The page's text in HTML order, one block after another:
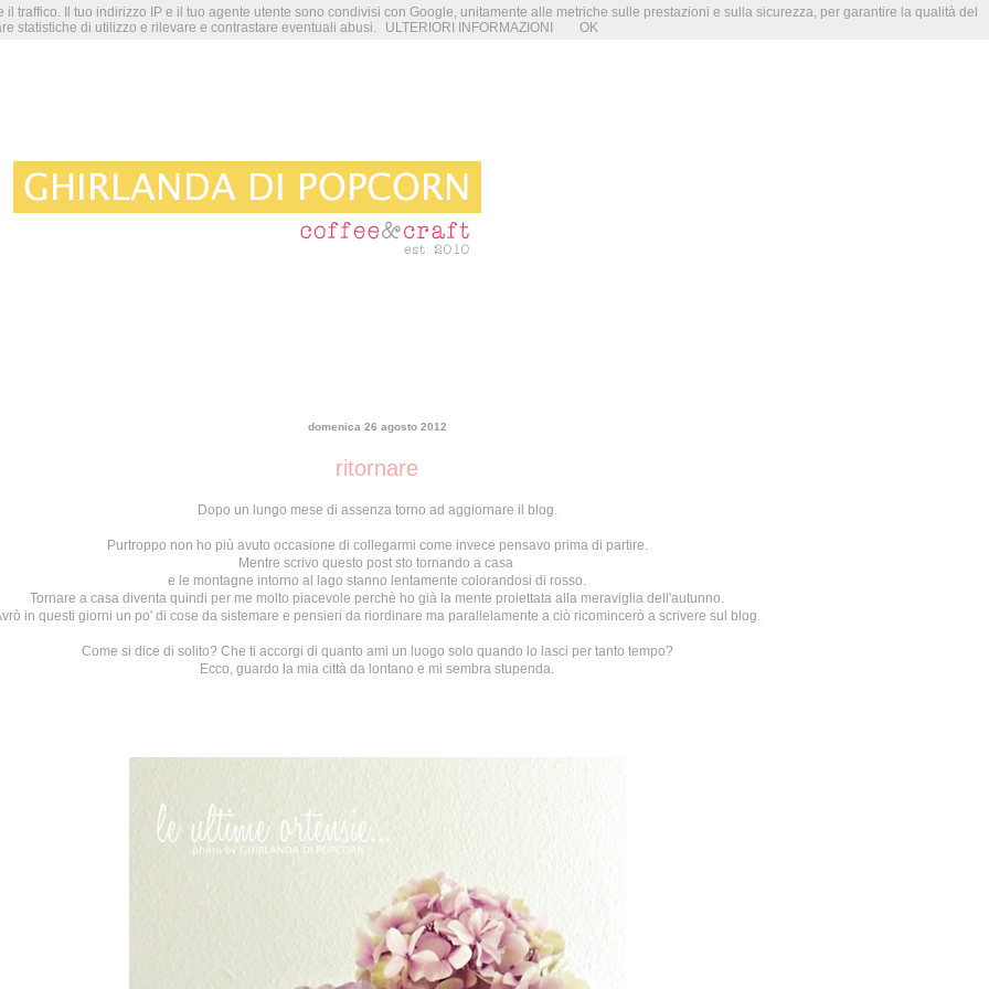
domenica 26 agosto 2012
ritornare
Dopo un lungo mese di assenza torno ad aggiornare il blog.
Purtroppo non ho più avuto occasione di collegarmi come invece pensavo prima di partire.
Mentre scrivo questo post sto tornando a casa
e le montagne intorno al lago stanno lentamente colorandosi di rosso.
Tornare a casa diventa quindi per me molto piacevole perchè ho già la mente proiettata alla meraviglia dell'autunno.
in questi giorni un po' di cose da sistemare e pensieri da riordinare ma parallelamente a ciò ricomincerò a scrivere sul blog.
Come si dice di solito? Che ti accorgi di quanto ami un luogo solo quando lo lasci per tanto tempo?
Ecco, guardo la mia città da lontano e mi sembra stupenda.
traffico. Il tuo indirizzo IP e il tuo agente utente sono condivisi con Google, unitamente alle metriche sulle prestazioni e sulla sicurezza, per garantire la qualità del
statistiche di utilizzo e rilevare e contrastare eventuali abusi.
ULTERIORI INFORMAZIONI OK